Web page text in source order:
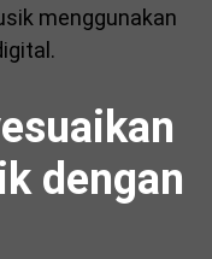
menggunakan
dengan